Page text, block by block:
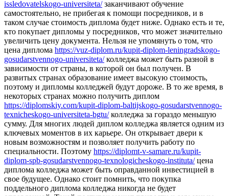
issledovatelskogo-universiteta/заканчивают обучение
самостоятельно, не прибегая к помощи посредников, и в
таком случае стоимость диплома будет ниже. Однако есть и те,
кто покупает дипломы у посредников, что может значительно
увеличить цену документа. Нельзя не упомянуть о том, что
цена диплома https://vuz-diplom.ru/kupit-diplom-leningradskogo-
gosudarstvennogo-universiteta/колледжа может быть разной в
зависимости от страны, в которой он был получен. В
развитых странах образование имеет высокую стоимость,
поэтому и дипломы колледжей будут дороже. В то же время, в
некоторых странах можно получить диплом
https://diplomskiy.com/kupit-diplom-baltijskogo-gosudarstvennogo-
texnicheskogo-universiteta-bgtu/колледжа за гораздо меньшую
сумму. Для многих людей диплом колледжа является одним из
ключевых моментов в их карьере. Он открывает двери к
новым возможностям и позволяет получить работу по
специальности. Поэтому https://diplomt-v-samare.ru/kupit-
diplom-spb-gosudarstvennogo-texnologicheskogo-instituta/цена
диплома колледжа может быть оправданной инвестицией в
свое будущее. Однако стоит помнить, что покупка
поддельного диплома колледжа никогда не будет